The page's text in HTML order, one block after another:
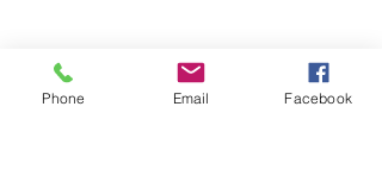
Phone Email Facebook